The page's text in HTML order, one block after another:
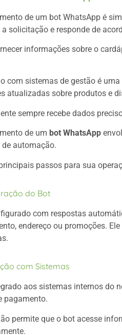
de um bot WhatsApp é
solicitação e responde de
informações sobre o
com sistemas de gestão é
atualizadas sobre produtos e
sempre recebe dados
de um bot WhatsApp
automação.
passos para sua
do Bot
com respostas
endereço ou promoções.
com Sistemas
aos sistemas internos do
pagamento.
permite que o bot acesse